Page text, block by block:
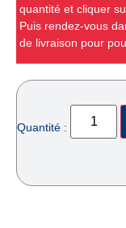
quantité et cliquer
Puis rendez-vous
de livraison pour
Quantité :